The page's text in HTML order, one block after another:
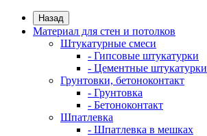
Назад
Материал для стен и потолков
Штукатурные смеси
- Гипсовые штукатурки
- Цементные штукатурки
Грунтовки, бетоноконтакт
- Грунтовка
- Бетоноконтакт
Шпатлевка
- Шпатлевка в мешках